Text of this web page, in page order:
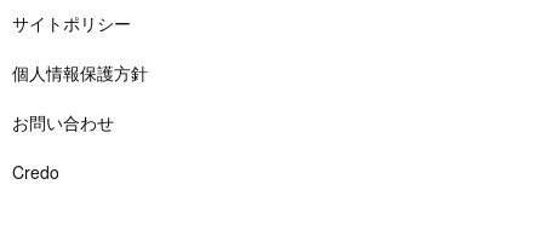
サイトポリシー
個人情報保護方針
お問い合わせ
Credo